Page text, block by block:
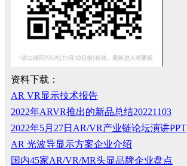
资料下载：
AR VR显示技术报告
2022年ARVR推出的新品总结20221103
2022年5月27日AR/VR产业链论坛演讲PPT
AR 光波导显示方案企业介绍
国内45家AR/VR/MR头显品牌企业盘点